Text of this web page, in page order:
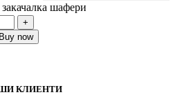
шафери
Buy now
КЛИЕНТИ